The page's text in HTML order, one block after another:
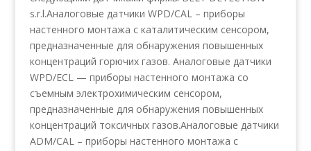
s.r.l.Аналоговые датчики WPD/CAL – приборы
настенного монтажа с каталитическим сенсором,
предназначенные для обнаружения повышенных
концентраций горючих газов. Аналоговые датчики
WPD/ECL — приборы настенного монтажа со
съемным электрохимическим сенсором,
предназначенные для обнаружения повышенных
концентраций токсичных газов.Аналоговые датчики
ADM/CAL – приборы настенного монтажа с